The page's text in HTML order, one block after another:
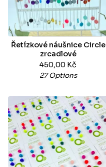
Řetízkové náušnice Circle
zrcadlové
450,00 Kč
27 Options